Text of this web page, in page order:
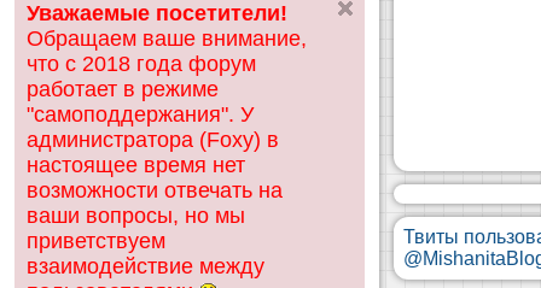
ск
Уважаемые посетители!
Обращаем ваше внимание,
что с 2018 года форум
работает в режиме
"самоподдержания". У
администратора (Foxy) в
настоящее время нет
возможности отвечать на
ваши вопросы, но мы
приветствуем
взаимодействие между
Твиты